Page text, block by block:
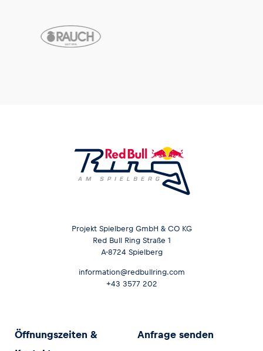
Projekt Spielberg GmbH & CO KG
Red Bull Ring Straße 1
A-8724 Spielberg
information@redbullring.com
+43 3577 202
Öffnungszeiten &
Anfrage senden